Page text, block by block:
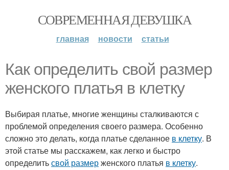
СОВРЕМЕННАЯ ДЕВУШКА
главная новости статьи
Как определить свой размер
женского платья в клетку
Выбирая платье, многие женщины сталкиваются с
проблемой определения своего размера. Особенно
сложно это делать, когда платье сделанное в клетку. В
этой статье мы расскажем, как легко и быстро
определитьсвой размерженского платья в клетку.